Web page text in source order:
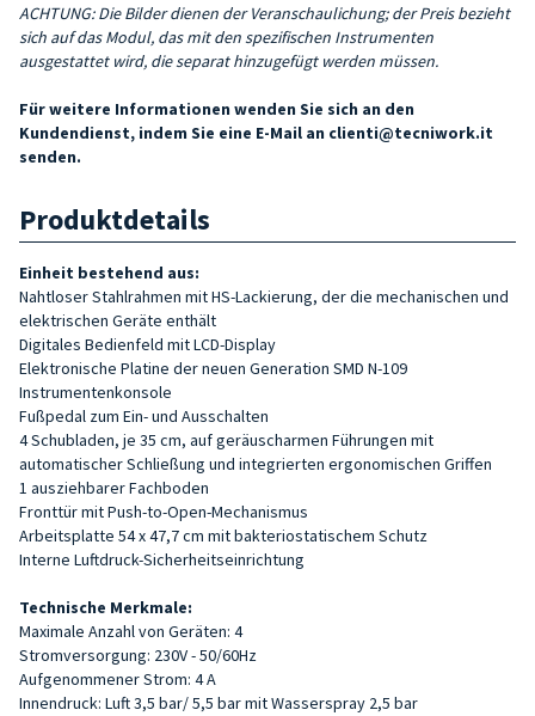
ACHTUNG: Die Bilder dienen der Veranschaulichung; der Preis bezieht
sich auf das Modul, das mit den spezifischen Instrumenten
ausgestattet wird, die separat hinzugefügt werden müssen.
Für weitere Informationen wenden Sie sich an den
Kundendienst, indem Sie eine E-Mail an clienti@tecniwork.it
senden.
Produktdetails
Einheit bestehend aus:
Nahtloser Stahlrahmen mit HS-Lackierung, der die mechanischen und
elektrischen Geräte enthält
Digitales Bedienfeld mit LCD-Display
Elektronische Platine der neuen Generation SMD N-109
Instrumentenkonsole
Fußpedal zum Ein- und Ausschalten
4 Schubladen, je 35 cm, auf geräuscharmen Führungen mit
automatischer Schließung und integrierten ergonomischen Griffen
1 ausziehbarer Fachboden
Fronttür mit Push-to-Open-Mechanismus
Arbeitsplatte 54 x 47,7 cm mit bakteriostatischem Schutz
Interne Luftdruck-Sicherheitseinrichtung
Technische Merkmale:
Maximale Anzahl von Geräten: 4
Stromversorgung: 230V - 50/60Hz
Aufgenommener Strom: 4 A
Innendruck: Luft 3,5 bar/ 5,5 bar mit Wasserspray 2,5 bar